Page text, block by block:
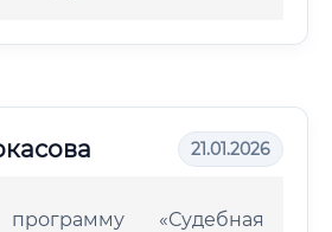
21.01.2026
«Судебная